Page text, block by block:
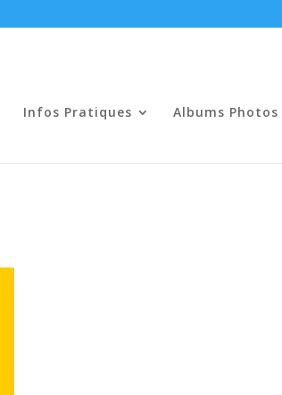
Infos Pratiques Albums Photos